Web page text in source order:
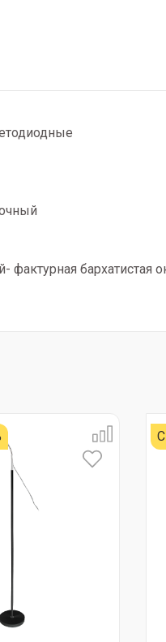
бархатистая